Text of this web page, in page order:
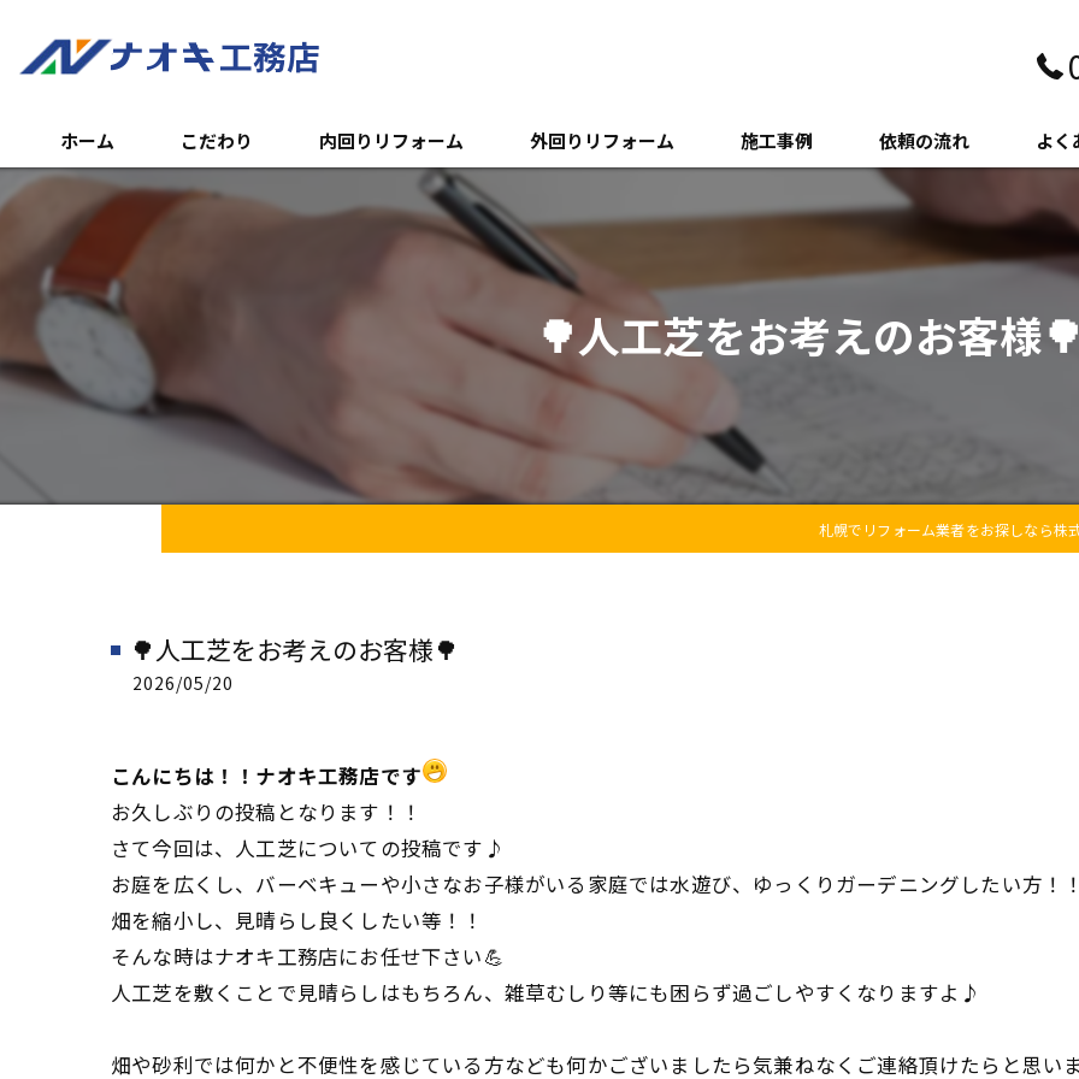
ホーム こだわり 内回りリフォーム
トイレのリフォーム
キッチンのリフォーム
外回りリフォーム
外壁・サイディング
エクステリア
土木・増築
施工事例 依頼の流れ よく
🌳人工芝をお考えのお客様
札幌でリフォーム業者をお探しなら株
🌳人工芝をお考えのお客様🌳
2026/05/20
こんにちは！！ナオキ工務店です
お久しぶりの投稿となります！！
さて今回は、人工芝についての投稿です♪
お庭を広くし、バーベキューや小さなお子様がいる家庭では水遊び、ゆっくりガーデニングしたい方！
畑を縮小し、見晴らし良くしたい等！！
そんな時はナオキ工務店にお任せ下さい💪
人工芝を敷くことで見晴らしはもちろん、雑草むしり等にも困らず過ごしやすくなりますよ♪
畑や砂利では何かと不便性を感じている方なども何かございましたら気兼ねなくご連絡頂けたらと思い